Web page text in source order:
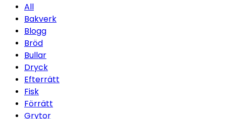
All
Bakverk
Blogg
Bröd
Bullar
Dryck
Efterrätt
Fisk
Förrätt
Grytor